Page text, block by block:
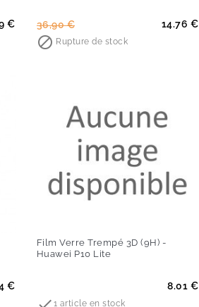
€
Prix
de
36,90 €Prix 14.76 €
 Rupture de stock
€
Film Verre Trempé 3D (9H) -
Huawei P10 Lite
8.01 €
1 article en stock